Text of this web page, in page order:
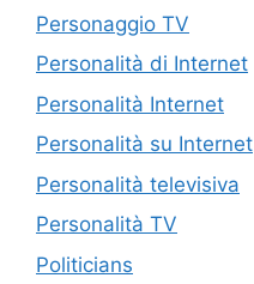
Personaggio TV
Personalità di Internet
Personalità Internet
Personalità su Internet
Personalità televisiva
Personalità TV
Politicians